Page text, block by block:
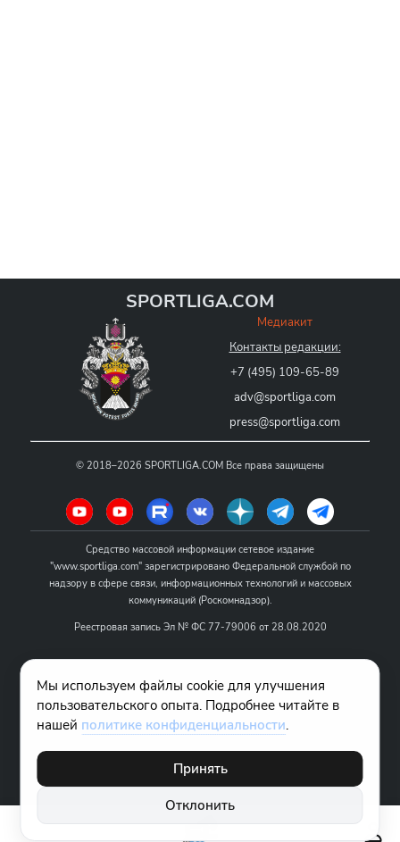
SPORTLIGA.COM
Медиакит
Контакты редакции:
+7 (495) 109-65-89
adv@sportliga.com
press@sportliga.com
© 2018–2026 SPORTLIGA.COM Все права защищены
Средство массовой информации сетевое издание
"www.sportliga.com" зарегистрировано Федеральной службой по
надзору в сфере связи, информационных технологий и массовых
коммуникаций (Роскомнадзор).
Реестровая запись Эл № ФС 77-79006 от 28.08.2020
Название - www.sportliga.com
Учредитель СМИ сетевого издания "www.sportliga.com": ИП Чамин
О.Н.
Главный редактор СМИ сетевого издания "www.sportliga.com":
Хаимов Д.И.
18+
Мы используем файлы cookie для улучшения
пользовательского опыта. Подробнее читайте в
нашей политике конфиденциальности.
Принять
Отклонить